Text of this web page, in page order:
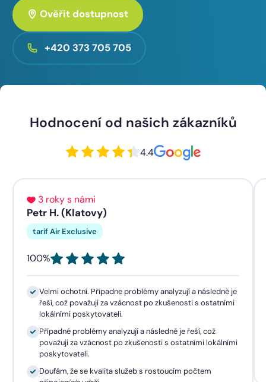
Ověřit dostupnost
+420 373 705 705
Hodnocení od našich zákazníků
4.4
3 roky s námi
Petr H. (Klatovy)
tarif Air Exclusive
100%
Velmi ochotní. Případne problémy analyzují a následně je
řeší, což považuji za vzácnost po zkušenosti s ostatními
lokálními poskytovateli.
Případné problémy analyzují a následně je řeší, což
považuji za vzácnost po zkušenosti s ostatními lokálními
poskytovateli.
Doufám, že se kvalita služeb s rostoucím počtem